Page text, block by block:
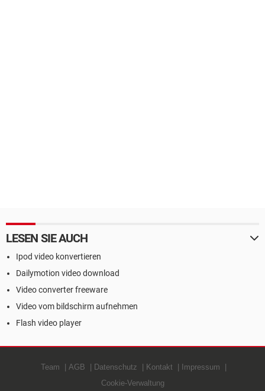
LESEN SIE AUCH
Ipod video konvertieren
Dailymotion video download
Video converter freeware
Video vom bildschirm aufnehmen
Flash video player
Team AGB Datenschutz Kontakt
Impressum
Cookie-Verwaltung